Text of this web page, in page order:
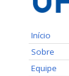
Início
Sobre
Equipe